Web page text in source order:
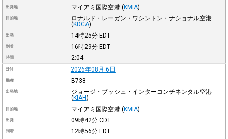
出発地 マイアミ国際空港 (KMIA)
目的地
ロナルド・レーガン・ワシントン・ナショナル空港
(KDCA)
出発 14時25分 EDT
到着 16時29分 EDT
時間 2:04
日付 2026年08月 6日
機種 B738
出発地
ジョージ・ブッシュ・インターコンチネンタル空港
(KIAH)
目的地 マイアミ国際空港 (KMIA)
出発 09時42分 CDT
到着 12時56分 EDT